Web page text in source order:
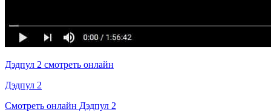
Дэдпул 2 смотреть онлайн
Дэдпул 2
Смотреть онлайн Дэдпул 2